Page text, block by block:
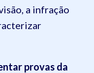
a infração
provas da